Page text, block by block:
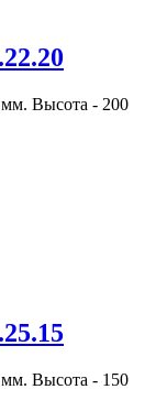
Высота - 200
Высота - 150